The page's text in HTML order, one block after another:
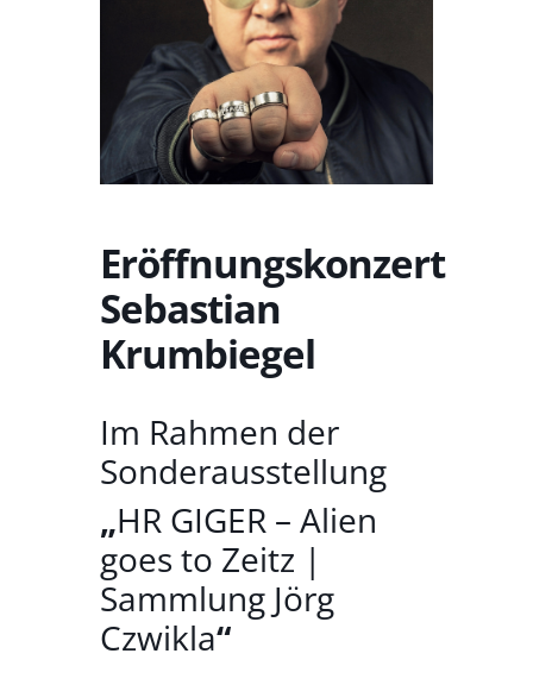
Eröffnungskonzert
Sebastian
Krumbiegel
Im Rahmen der
Sonderausstellung
„HR GIGER – Alien
goes to Zeitz |
Sammlung Jörg
Czwikla“